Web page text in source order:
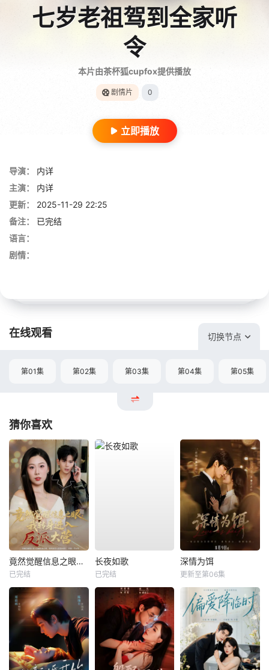
七岁老祖驾到全家听
令
本片由茶杯狐cupfox提供播放
剧情片 0
立即播放
导演：
内详
主演：
内详
更新：
2025-11-29 22:25
备注：
已完结
语言：
剧情：
在线观看 切换节点
第01集 第02集 第03集 第04集 第05集
猜你喜欢
竟然觉醒信息之眼，我转身进入反派大营
已完结
长夜如歌
已完结
深情为饵
更新至第06集